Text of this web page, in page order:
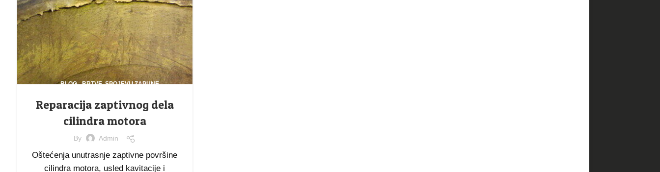
BLOG,BRTVE, SPOJEVI I ZAPUNE,
Reparacija zaptivnog dela
cilindra motora
By Admin
Oštećenja unutrasnje zaptivne površine
cilindra motora, usled kavitacije i